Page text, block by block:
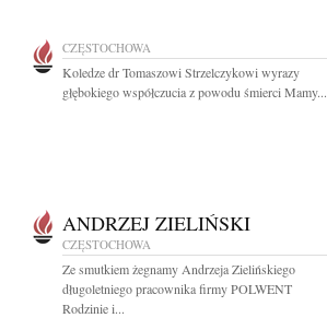
CZĘSTOCHOWA
Koledze dr Tomaszowi Strzelczykowi wyrazy
głębokiego współczucia z powodu śmierci Mamy...
ANDRZEJ ZIELIŃSKI
CZĘSTOCHOWA
Ze smutkiem żegnamy Andrzeja Zielińskiego
długoletniego pracownika firmy POLWENT
Rodzinie i...